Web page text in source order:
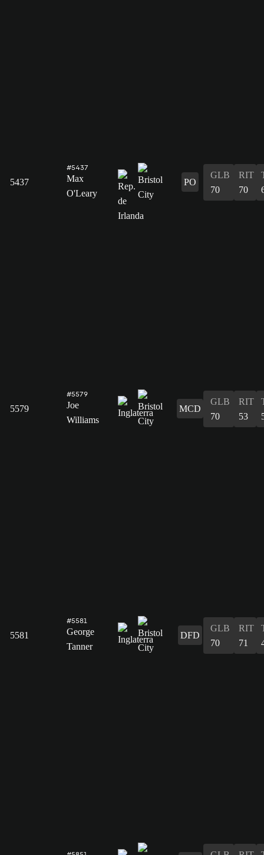
5437
#5437
Max
O'Leary
PO
GLB
70
RIT
70
5579
#5579
Joe
Williams
MCD
GLB
70
RIT
53
5581
#5581
George
Tanner
DFD
GLB
70
RIT
71